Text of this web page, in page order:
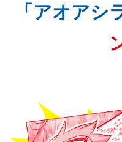
「アオアシ